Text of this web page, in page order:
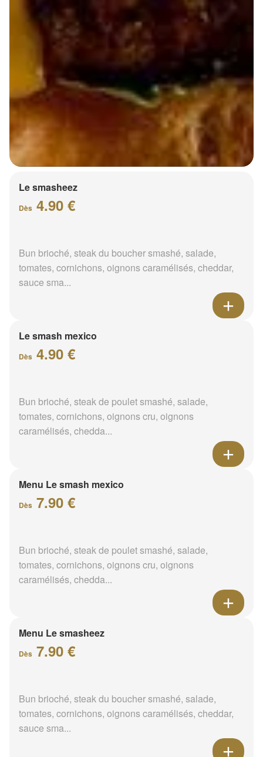
Le smasheez
Dès 4.90 €
Bun brioché, steak du boucher smashé, salade,
tomates, cornichons, oignons caramélisés, cheddar,
sauce sma...
Le smash mexico
Dès 4.90 €
Bun brioché, steak de poulet smashé, salade,
tomates, cornichons, oignons cru, oignons
caramélisés, chedda...
Menu Le smash mexico
Dès 7.90 €
Bun brioché, steak de poulet smashé, salade,
tomates, cornichons, oignons cru, oignons
caramélisés, chedda...
Menu Le smasheez
Dès 7.90 €
Bun brioché, steak du boucher smashé, salade,
tomates, cornichons, oignons caramélisés, cheddar,
sauce sma...